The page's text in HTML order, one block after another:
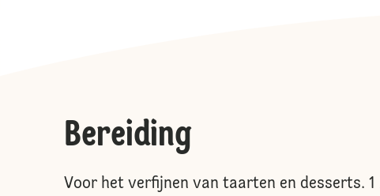
Bereiding
Voor het verfijnen van taarten en desserts.